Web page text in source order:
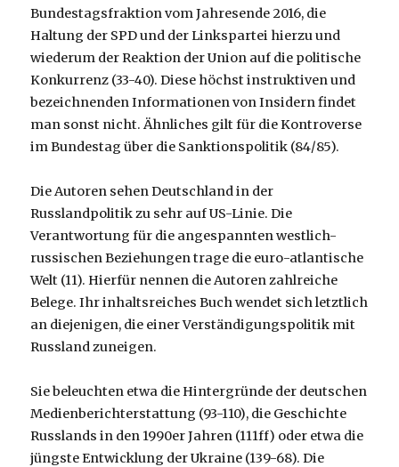
Bundestagsfraktion vom Jahresende 2016, die
Haltung der SPD und der Linkspartei hierzu und
wiederum der Reaktion der Union auf die politische
Konkurrenz (33-40). Diese höchst instruktiven und
bezeichnenden Informationen von Insidern findet
man sonst nicht. Ähnliches gilt für die Kontroverse
im Bundestag über die Sanktionspolitik (84/85).
Die Autoren sehen Deutschland in der
Russlandpolitik zu sehr auf US-Linie. Die
Verantwortung für die angespannten westlich-
russischen Beziehungen trage die euro-atlantische
Welt (11). Hierfür nennen die Autoren zahlreiche
Belege. Ihr inhaltsreiches Buch wendet sich letztlich
an diejenigen, die einer Verständigungspolitik mit
Russland zuneigen.
Sie beleuchten etwa die Hintergründe der deutschen
Medienberichterstattung (93-110), die Geschichte
Russlands in den 1990er Jahren (111ff) oder etwa die
jüngste Entwicklung der Ukraine (139-68). Die